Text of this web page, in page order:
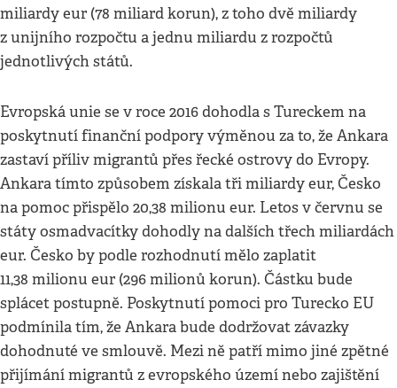
miliardy eur (78 miliard korun), z toho dvě miliardy
z unijního rozpočtu a jednu miliardu z rozpočtů
jednotlivých států.
Evropská unie se v roce 2016 dohodla s Tureckem na
poskytnutí finanční podpory výměnou za to, že Ankara
zastaví příliv migrantů přes řecké ostrovy do Evropy.
Ankara tímto způsobem získala tři miliardy eur, Česko
na pomoc přispělo 20,38 milionu eur. Letos v červnu se
státy osmadvacítky dohodly na dalších třech miliardách
eur. Česko by podle rozhodnutí mělo zaplatit
11,38 milionu eur (296 milionů korun). Částku bude
splácet postupně. Poskytnutí pomoci pro Turecko EU
podmínila tím, že Ankara bude dodržovat závazky
dohodnuté ve smlouvě. Mezi ně patří mimo jiné zpětné
přijímání migrantů z evropského území nebo zajištění